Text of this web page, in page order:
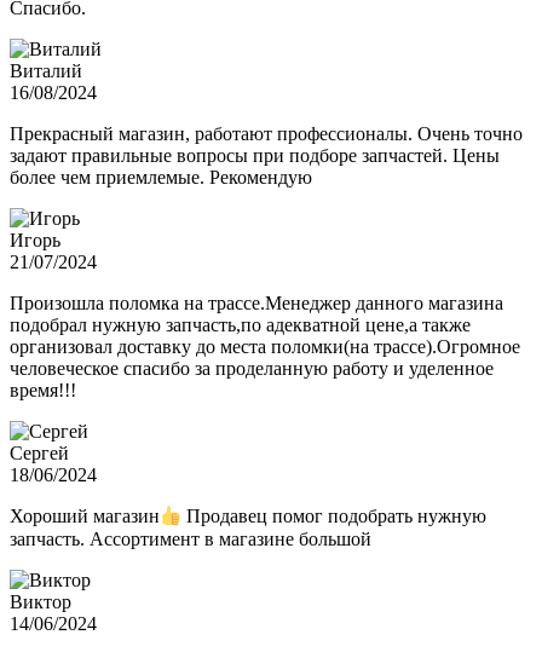
Спасибо.
Виталий
16/08/2024
Прекрасный магазин, работают профессионалы. Очень точно
задают правильные вопросы при подборе запчастей. Цены
более чем приемлемые. Рекомендую
Игорь
21/07/2024
Произошла поломка на трассе.Менеджер данного магазина
подобрал нужную запчасть,по адекватной цене,а также
организовал доставку до места поломки(на трассе).Огромное
человеческое спасибо за проделанную работу и уделенное
время!!!
Сергей
18/06/2024
Хороший магазин
Продавец помог подобрать нужную
запчасть. Ассортимент в магазине большой
Виктор
14/06/2024